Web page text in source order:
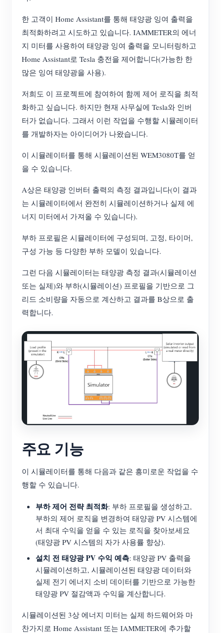
한 고객이 Home Assistant를 통해 태양광 잉여 출력을
최적화하려고 시도하고 있습니다. IAMMETER의 에너
지 미터를 사용하여 태양광 잉여 출력을 모니터링하고
Home Assistant로 Tesla 충전을 제어합니다(가능한 한
많은 잉여 태양광을 사용).
저희도 이 프로젝트에 참여하여 함께 제어 로직을 최적
화하고 싶습니다. 하지만 현재 사무실에 Tesla와 인버
터가 없습니다. 그래서 이런 작업을 수행할 시뮬레이터
를 개발하자는 아이디어가 나왔습니다.
이 시뮬레이터를 통해 시뮬레이션된 WEM3080T를 얻
을 수 있습니다.
A상은 태양광 인버터 출력의 측정 결과입니다(이 결과
는 시뮬레이터에서 완전히 시뮬레이션하거나 실제 에
너지 미터에서 가져올 수 있습니다).
부하 프로필은 시뮬레이터에 구성되며, 고정, 타이머,
구성 가능 등 다양한 부하 모델이 있습니다.
그런 다음 시뮬레이터는 태양광 측정 결과(시뮬레이션
또는 실제)와 부하(시뮬레이션) 프로필을 기반으로 그
리드 소비량을 자동으로 계산하고 결과를 B상으로 출
력합니다.
주요 기능
이 시뮬레이터를 통해 다음과 같은 흥미로운 작업을 수
행할 수 있습니다.
부하 제어 전략 최적화: 부하 프로필을 생성하고,
부하의 제어 로직을 변경하여 태양광 PV 시스템에
서 최대 수익을 얻을 수 있는 로직을 찾아보세요
(태양광 PV 시스템의 자가 사용률 향상).
설치 전 태양광 PV 수익 예측: 태양광 PV 출력을
시뮬레이션하고, 시뮬레이션된 태양광 데이터와
실제 전기 에너지 소비 데이터를 기반으로 가능한
태양광 PV 절감액과 수익을 계산합니다.
시뮬레이션된 3상 에너지 미터는 실제 하드웨어와 마
찬가지로 Home Assistant 또는 IAMMETER에 추가할